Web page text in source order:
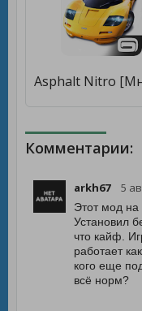
Комментарии:
arkh67 5
Этот мод на
Установил
что кайф.
работает
кого еще
всё норм?